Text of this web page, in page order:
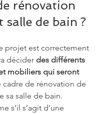
rénovation
salle de bain ?
projet est correctement
décider des différents
mobiliers qui seront
cadre de rénovation de
sa salle de bain.
s’il s’agit d’une